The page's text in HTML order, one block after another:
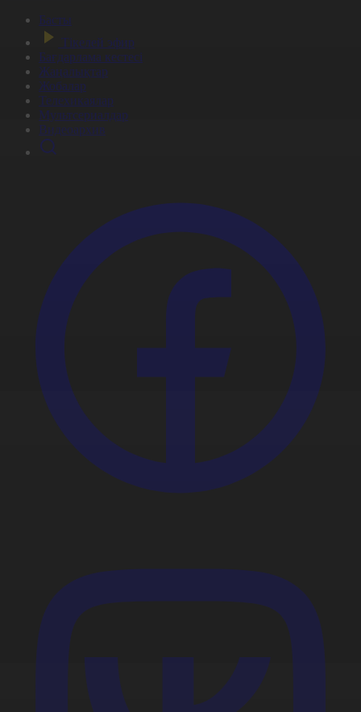
Басты
Тікелей эфир
Бағдарлама кестесі
Жаңалықтар
Жобалар
Телехикаялар
Мультсериалдар
Видеоархив